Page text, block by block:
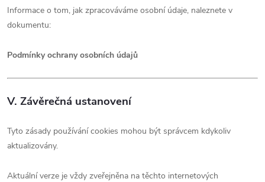
Informace o tom, jak zpracováváme osobní údaje, naleznete v
dokumentu:
Podmínky ochrany osobních údajů
V. Závěrečná ustanovení
Tyto zásady používání cookies mohou být správcem kdykoliv
aktualizovány.
Aktuální verze je vždy zveřejněna na těchto internetových